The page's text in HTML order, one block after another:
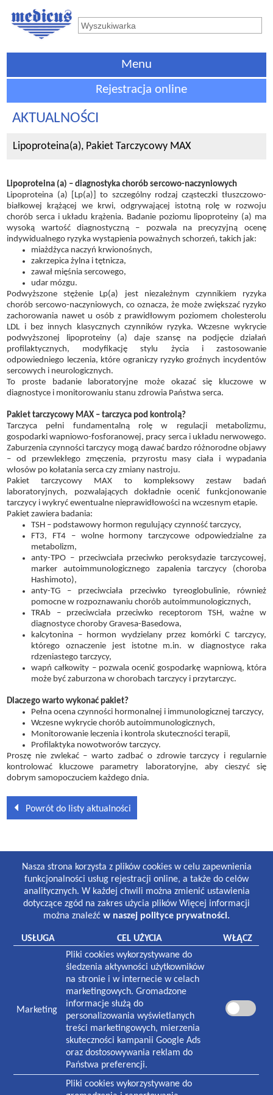
Menu
Rejestracja online
AKTUALNOŚCI
Lipoproteina(a), Pakiet Tarczycowy MAX
Lipoproteina (a) – diagnostyka chorób sercowo-naczyniowych
Lipoproteina (a) [Lp(a)] to szczególny rodzaj cząsteczki tłuszczowo-
białkowej krążącej we krwi, odgrywającej istotną rolę w rozwoju
chorób serca i układu krążenia. Badanie poziomu lipoproteiny (a) ma
wysoką wartość diagnostyczną – pozwala na precyzyjną ocenę
indywidualnego ryzyka wystąpienia poważnych schorzeń, takich jak:
miażdżyca naczyń krwionośnych,
zakrzepica żylna i tętnicza,
zawał mięśnia sercowego,
udar mózgu.
Podwyższone stężenie Lp(a) jest niezależnym czynnikiem ryzyka
chorób sercowo-naczyniowych, co oznacza, że może zwiększać ryzyko
zachorowania nawet u osób z prawidłowym poziomem cholesterolu
LDL i bez innych klasycznych czynników ryzyka. Wczesne wykrycie
podwyższonej lipoproteiny (a) daje szansę na podjęcie działań
profilaktycznych, modyfikację stylu życia i zastosowanie
odpowiedniego leczenia, które ograniczy ryzyko groźnych incydentów
sercowych i neurologicznych.
To proste badanie laboratoryjne może okazać się kluczowe w
diagnostyce i monitorowaniu stanu zdrowia Państwa serca.
Pakiet tarczycowy MAX – tarczyca pod kontrolą?
Tarczyca pełni fundamentalną rolę w regulacji metabolizmu,
gospodarki wapniowo-fosforanowej, pracy serca i układu nerwowego.
Zaburzenia czynności tarczycy mogą dawać bardzo różnorodne objawy
– od przewlekłego zmęczenia, przyrostu masy ciała i wypadania
włosów po kołatania serca czy zmiany nastroju.
Pakiet tarczycowy MAX to kompleksowy zestaw badań
laboratoryjnych, pozwalających dokładnie ocenić funkcjonowanie
tarczycy i wykryć ewentualne nieprawidłowości na wczesnym etapie.
Pakiet zawiera badania:
TSH – podstawowy hormon regulujący czynność tarczycy,
FT3, FT4 – wolne hormony tarczycowe odpowiedzialne za
metabolizm,
anty-TPO – przeciwciała przeciwko peroksydazie tarczycowej,
marker autoimmunologicznego zapalenia tarczycy (choroba
Hashimoto),
anty-TG – przeciwciała przeciwko tyreoglobulinie, również
pomocne w rozpoznawaniu chorób autoimmunologicznych,
TRAb – przeciwciała przeciwko receptorom TSH, ważne w
diagnostyce choroby Gravesa-Basedowa,
kalcytonina – hormon wydzielany przez komórki C tarczycy,
którego oznaczenie jest istotne m.in. w diagnostyce raka
rdzeniastego tarczycy,
wapń całkowity – pozwala ocenić gospodarkę wapniową, która
może być zaburzona w chorobach tarczycy i przytarczyc.
Dlaczego warto wykonać pakiet?
Pełna ocena czynności hormonalnej i immunologicznej tarczycy,
Wczesne wykrycie chorób autoimmunologicznych,
Monitorowanie leczenia i kontrola skuteczności terapii,
Profilaktyka nowotworów tarczycy.
Proszę nie zwlekać – warto zadbać o zdrowie tarczycy i regularnie
kontrolować kluczowe parametry laboratoryjne, aby cieszyć się
dobrym samopoczuciem każdego dnia.
Powrót do listy aktualności
Lekarze i gabinety stomatologiczne:
8:30-19:00 poniedziałek-piątek
8:30-13:00 sobota
Laboratorium:
7:00-16:00 poniedziałek-piątek
8:30-12:30 sobota
Pracownia rentgenowska:
8:00-18:30 poniedziałek-piątek
8:30-13:00 sobota
NASZA PLACÓWKA
Plac Zwycięstwa 1
70-233 Szczecin
Czynna w godzinach:
7:30-19:00 poniedziałek-piątek
Nasza strona korzysta z plików cookies w celu zapewnienia
funkcjonalności usług rejestracji online, a także do celów
analitycznych. W każdej chwili można zmienić ustawienia
dotyczące zgód na zakres użycia plików Więcej informacji
można znaleźć w naszej polityce prywatności.
USŁUGA CEL UŻYCIA WŁĄCZ
Marketing
Pliki cookies wykorzystywane do
śledzenia aktywności użytkowników
na stronie i w internecie w celach
marketingowych. Gromadzone
informacje służą do
personalizowania wyświetlanych
treści marketingowych, mierzenia
skuteczności kampanii Google Ads
oraz dostosowywania reklam do
Państwa preferencji.
Pliki cookies wykorzystywane do